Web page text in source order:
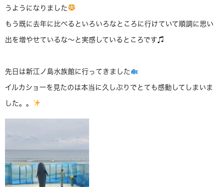
うようになりました
もう既に去年に比べるといろいろなところに行けていて順調に思い
出を増やせているな～と実感しているところです♫
先日は新江ノ島水族館に行ってきました
イルカショーを見たのは本当に久しぶりでとても感動してしまいま
した。。